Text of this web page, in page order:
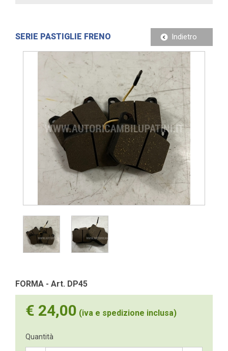
Indietro
SERIE PASTIGLIE FRENO
FORMA - Art. DP45
€ 24,00 (iva e spedizione inclusa)
Quantità